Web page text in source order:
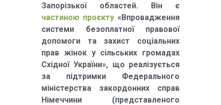
Запорізької областей. Він є
частиною проєкту «Впровадження
системи безоплатної правової
допомоги та захист соціальних
прав жінок у сільських громадах
Східної України», що реалізується
за підтримки Федерального
міністерства закордонних справ
Німеччини (представленого